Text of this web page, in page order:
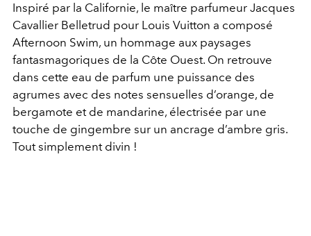
Inspiré par la Californie, le maître parfumeur Jacques
Cavallier Belletrud pour Louis Vuitton a composé
Afternoon Swim, un hommage aux paysages
fantasmagoriques de la Côte Ouest. On retrouve
dans cette eau de parfum une puissance des
agrumes avec des notes sensuelles d’orange, de
bergamote et de mandarine, électrisée par une
touche de gingembre sur un ancrage d’ambre gris.
Tout simplement divin !